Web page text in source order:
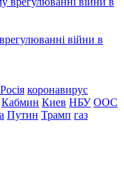
війни в
Росія коронавирус
Кабмин Киев НБУ ООС
Путин Трамп газ